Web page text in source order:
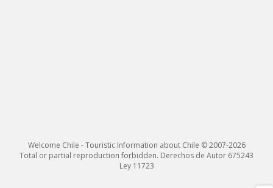
Welcome Chile - Touristic Information about Chile © 2007-2026
Total or partial reproduction forbidden. Derechos de Autor 675243
Ley 11723